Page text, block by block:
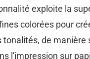
exploite la
colorées pour
tonalités, de manière
l'impression sur